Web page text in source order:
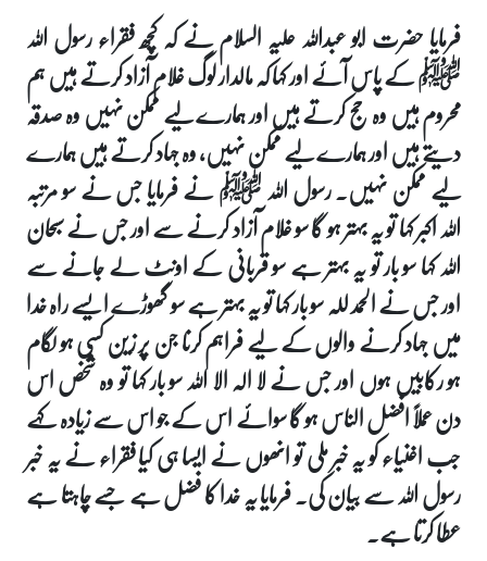
فرمایا حضرت ابو عبداللہ علیہ السلام نے کہ کچھ فقراء رسول اللہ
ﷺ کے پاس آئے اور کہا کہ مالدار لوگ غلام آزاد کرتے ہیں ہم
محروم ہیں وہ حج کرتے ہیں اور ہمارے لیے ممکن نہیں وہ صدقہ
دیتے ہیں اور ہمارے لیے ممکن نہیں، وہ جہاد کرتے ہیں ہمارے
لیے ممکن نہیں۔ رسول اللہ ﷺ نے فرمایا جس نے سو مرتبہ
اللہ اکبر کہا تو یہ بہتر ہو گا سو غلام آزاد کرنے سے اور جس نے سبحان
اللہ کہا سو بار تو یہ بہتر ہے سو قربانی کے اونٹ لے جانے سے
اور جس نے الحمد للہ سو بار کہا تو یہ بہتر ہے سو گھوڑے ایسے راہ خدا
میں جہاد کرنے والوں کے لیے فراہم کرنا جن پر زین کسی ہو لگام
ہو رکابیں ہوں اور جس نے لا الہ الا اللہ سو بار کہا تو وہ شخص اس
دن عملاً افضل الناس ہو گا سوائے اس کے جو اس سے زیادہ کہے
جب اغنیاء کو یہ خبر ملی تو انھوں نے ایسا ہی کیا فقراء نے یہ خبر
رسول اللہ سے بیان کی۔ فرمایا یہ خدا کا فضل ہے جسے چاہتا ہے
عطا کرتا ہے۔